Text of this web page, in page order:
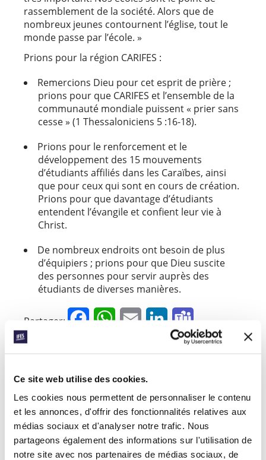
Ce site web utilise des cookies.
Les cookies nous permettent de personnaliser le contenu
et les annonces, d'offrir des fonctionnalités relatives aux
médias sociaux et d'analyser notre trafic. Nous
partageons également des informations sur l'utilisation de
notre site avec nos partenaires de médias sociaux, de
rassemblement de la société. Alors que de
nombreux jeunes contournent l’église, tout le
monde passe par l’école. »
Prions pour la région CARIFES :
Remercions Dieu pour cet esprit de prière ;
prions pour que CARIFES et l’ensemble de la
communauté mondiale puissent « prier sans
cesse » (1 Thessaloniciens 5 :16-18).
Prions pour le renforcement et le
développement des 15 mouvements
d’étudiants affiliés dans les Caraïbes, ainsi
que pour ceux qui sont en cours de création.
Prions pour que davantage d’étudiants
entendent l’évangile et confient leur vie à
Christ.
De nombreux endroits ont besoin de plus
d’équipiers ; prions pour que Dieu suscite
des personnes pour servir auprès des
étudiants de diverses manières.
Partager: FacebookWhatsApp
Email LinkedIn
Toutes les histoires de Prayerline
Histoire suivante »